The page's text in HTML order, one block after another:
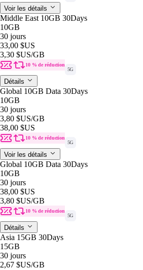
Voir les détails
Middle East 10GB 30Days
10GB
30 jours
33,00 $US
3,30 $US/GB
10 % de réduction
5G
Détails
Global 10GB Data 30Days
10GB
30 jours
3,80 $US/GB
38,00 $US
10 % de réduction
5G
Voir les détails
Global 10GB Data 30Days
10GB
30 jours
38,00 $US
3,80 $US/GB
10 % de réduction
5G
Détails
Asia 15GB 30Days
15GB
30 jours
2,67 $US/GB